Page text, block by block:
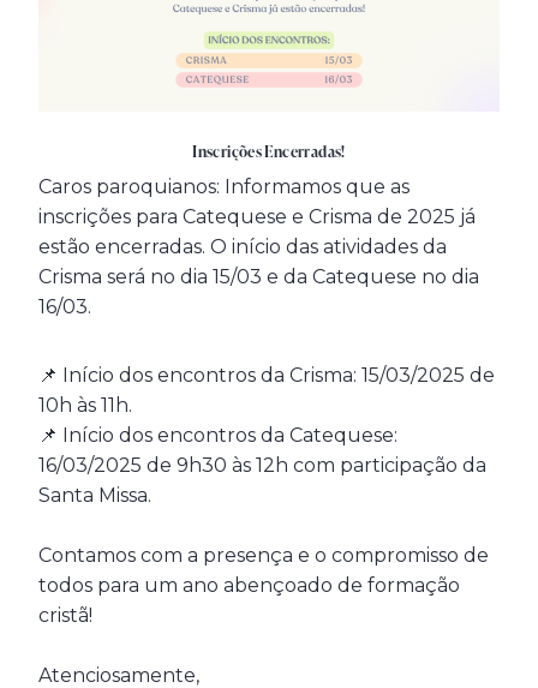
Inscrições Encerradas!
Caros paroquianos: Informamos que as
inscrições para Catequese e Crisma de 2025 já
estão encerradas. O início das atividades da
Crisma será no dia 15/03 e da Catequese no dia
16/03.
📌 Início dos encontros da Crisma: 15/03/2025 de
10h às 11h.
📌 Início dos encontros da Catequese:
16/03/2025 de 9h30 às 12h com participação da
Santa Missa.
Contamos com a presença e o compromisso de
todos para um ano abençoado de formação
cristã!
Atenciosamente,